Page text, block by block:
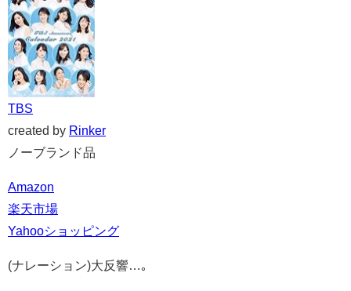
TBS
created by Rinker
ノーブランド品
Amazon
楽天市場
Yahooショッピング
(ナレーション)大反響…｡